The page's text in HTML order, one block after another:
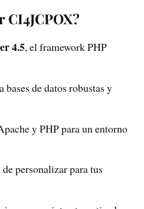
CI4JCPOX?
4.5, el framework PHP
bases de datos robustas y
y PHP para un entorno
personalizar para tus